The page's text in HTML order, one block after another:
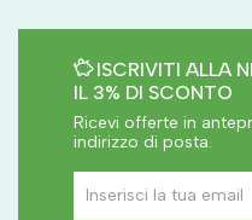
ISCRIVITI ALLA
IL 3% DI SCONTO
Ricevi offerte in
indirizzo di posta.